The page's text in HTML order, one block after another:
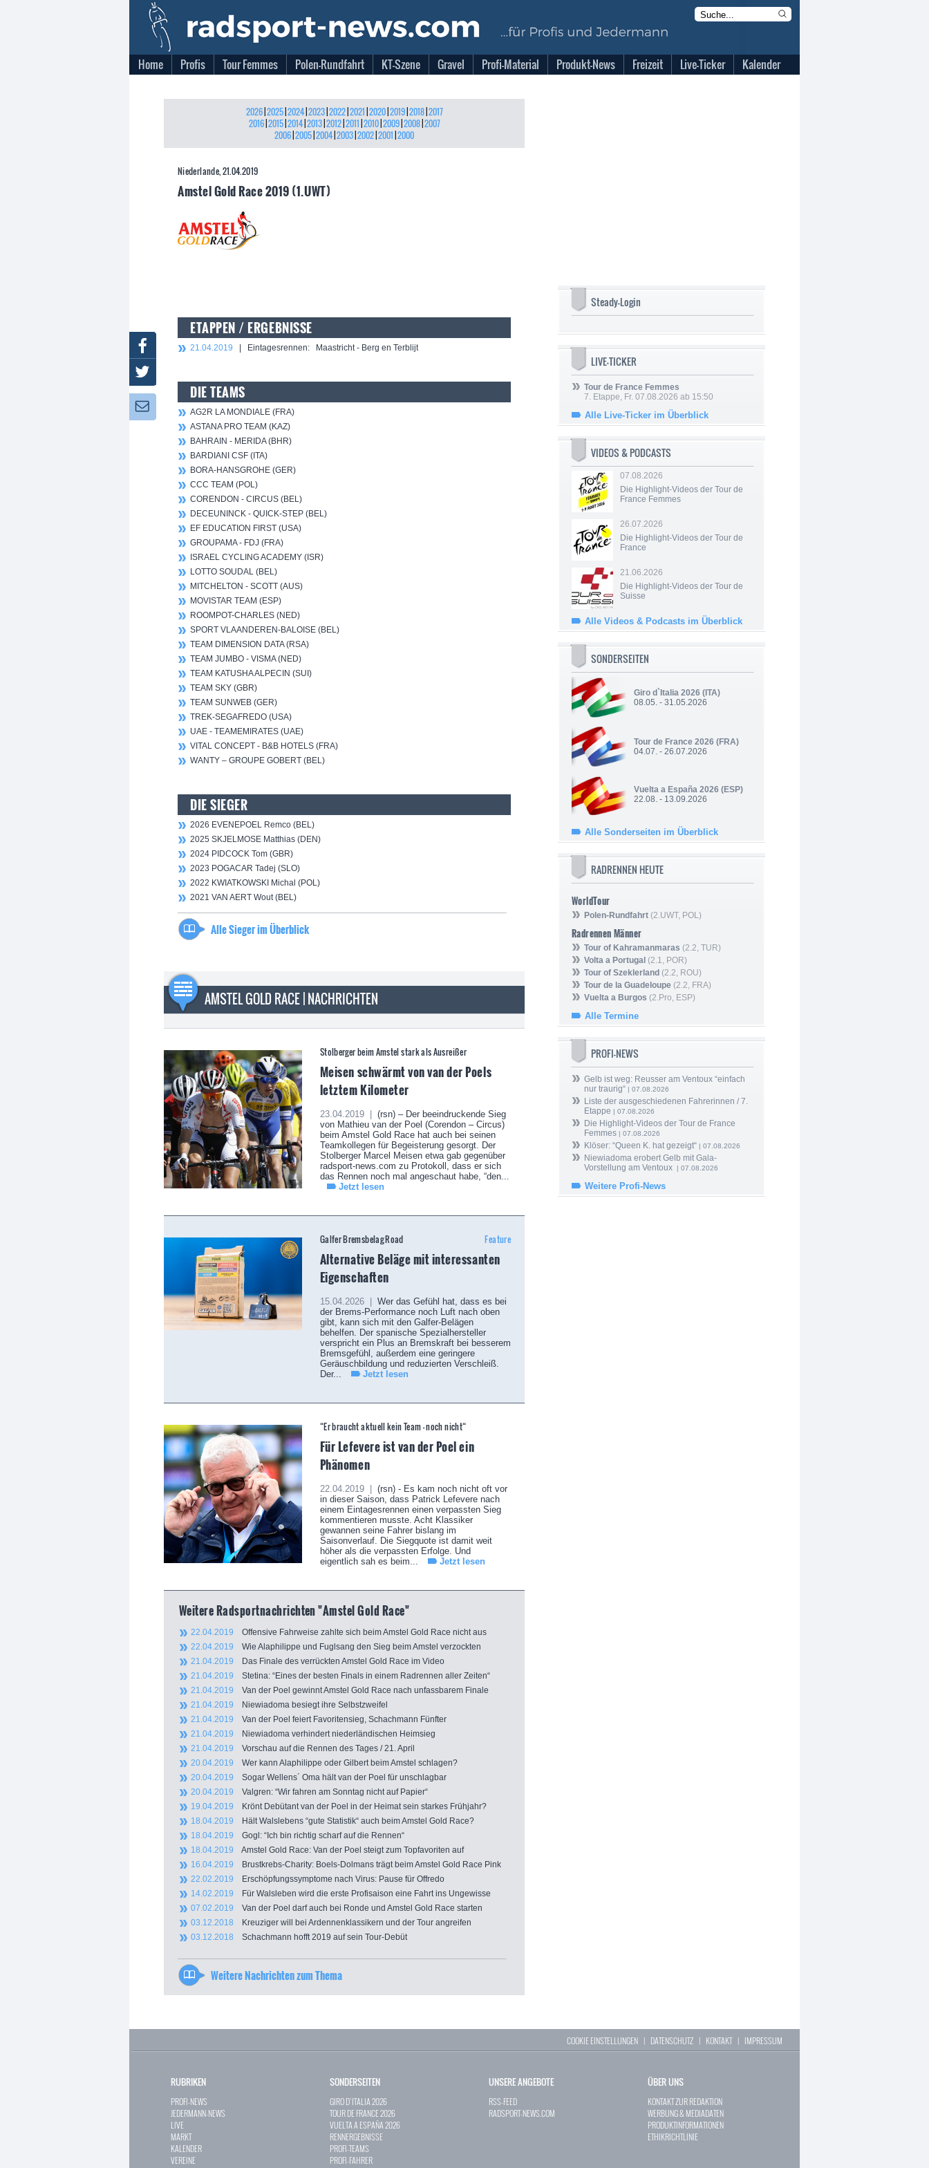
Home Profis Tour Femmes Polen-Rundfahrt KT-Szene Gravel Profi-Material Produkt-News Freizeit Live-Ticker Kalender
2026| 2025| 2024| 2023| 2022| 2021 2020| 2019| 2018| 2017
2016| 2015| 2014| 2013| 2012| 2011 2010| 2009| 2008| 2007
2006 2005 2004 2003 2002 2001 2000
Niederlande, 21.04.2019
Amstel Gold Race 2019 (1.UWT)
ETAPPEN / ERGEBNISSE
21.04.2019 | Eintagesrennen: Maastricht - Berg en Terblijt
DIE TEAMS
AG2R LA MONDIALE (FRA)
ASTANA PRO TEAM (KAZ)
BAHRAIN - MERIDA (BHR)
BARDIANI CSF (ITA)
BORA-HANSGROHE (GER)
CCC TEAM (POL)
CORENDON - CIRCUS (BEL)
DECEUNINCK - QUICK-STEP (BEL)
EF EDUCATION FIRST (USA)
GROUPAMA - FDJ (FRA)
ISRAEL CYCLING ACADEMY (ISR)
LOTTO SOUDAL (BEL)
MITCHELTON - SCOTT (AUS)
MOVISTAR TEAM (ESP)
ROOMPOT-CHARLES (NED)
SPORT VLAANDEREN-BALOISE (BEL)
TEAM DIMENSION DATA (RSA)
TEAM JUMBO - VISMA (NED)
TEAM KATUSHA ALPECIN (SUI)
TEAM SKY (GBR)
TEAM SUNWEB (GER)
TREK-SEGAFREDO (USA)
UAE - TEAMEMIRATES (UAE)
VITAL CONCEPT - B&B HOTELS (FRA)
WANTY – GROUPE GOBERT (BEL)
DIE SIEGER
2026 EVENEPOEL Remco (BEL)
2025 SKJELMOSE Matthias (DEN)
2024 PIDCOCK Tom (GBR)
2023 POGACAR Tadej (SLO)
2022 KWIATKOWSKI Michal (POL)
2021 VAN AERT Wout (BEL)
Alle Sieger im Überblick
AMSTEL GOLD RACE | NACHRICHTEN
Stolberger beim Amstel stark als Ausreißer
Meisen schwärmt von van der Poels
letztem Kilometer
23.04.2019 |
(rsn) – Der beeindruckende Sieg
von Mathieu van der Poel (Corendon – Circus)
beim Amstel Gold Race hat auch bei seinen
Teamkollegen für Begeisterung gesorgt. Der
Stolberger Marcel Meisen etwa gab gegenüber
radsport-news.com zu Protokoll, dass er sich
das Rennen noch mal angeschaut habe, “den...
Jetzt lesen
Feature
Galfer Bremsbelag Road
Alternative Beläge mit interessanten
Eigenschaften
15.04.2026 |
Wer das Gefühl hat, dass es bei
der Brems-Performance noch Luft nach oben
gibt, kann sich mit den Galfer-Belägen
behelfen. Der spanische Spezialhersteller
verspricht ein Plus an Bremskraft bei besserem
Bremsgefühl, außerdem eine geringere
Geräuschbildung und reduzierten Verschleiß.
Der...
Jetzt lesen
“Er braucht aktuell kein Team – noch nicht“
Für Lefevere ist van der Poel ein
Phänomen
22.04.2019 |
(rsn) - Es kam noch nicht oft vor
in dieser Saison, dass Patrick Lefevere nach
einem Eintagesrennen einen verpassten Sieg
kommentieren musste. Acht Klassiker
gewannen seine Fahrer bislang im
Saisonverlauf. Die Siegquote ist damit weit
höher als die verpassten Erfolge. Und
eigentlich sah es beim...
Jetzt lesen
Weitere Radsportnachrichten "Amstel Gold Race"
22.04.2019 Offensive Fahrweise zahlte sich beim Amstel Gold Race nicht aus
22.04.2019 Wie Alaphilippe und Fuglsang den Sieg beim Amstel verzockten
21.04.2019 Das Finale des verrückten Amstel Gold Race im Video
21.04.2019 Stetina: “Eines der besten Finals in einem Radrennen aller Zeiten“
21.04.2019 Van der Poel gewinnt Amstel Gold Race nach unfassbarem Finale
21.04.2019 Niewiadoma besiegt ihre Selbstzweifel
21.04.2019 Van der Poel feiert Favoritensieg, Schachmann Fünfter
21.04.2019 Niewiadoma verhindert niederländischen Heimsieg
21.04.2019 Vorschau auf die Rennen des Tages / 21. April
20.04.2019 Wer kann Alaphilippe oder Gilbert beim Amstel schlagen?
20.04.2019 Sogar Wellens´ Oma hält van der Poel für unschlagbar
20.04.2019 Valgren: “Wir fahren am Sonntag nicht auf Papier“
19.04.2019 Krönt Debütant van der Poel in der Heimat sein starkes Frühjahr?
18.04.2019 Hält Walslebens “gute Statistik“ auch beim Amstel Gold Race?
18.04.2019 Gogl: “Ich bin richtig scharf auf die Rennen“
18.04.2019 Amstel Gold Race: Van der Poel steigt zum Topfavoriten auf
16.04.2019 Brustkrebs-Charity: Boels-Dolmans trägt beim Amstel Gold Race Pink
22.02.2019 Erschöpfungssymptome nach Virus: Pause für Offredo
14.02.2019 Für Walsleben wird die erste Profisaison eine Fahrt ins Ungewisse
07.02.2019 Van der Poel darf auch bei Ronde und Amstel Gold Race starten
03.12.2018 Kreuziger will bei Ardennenklassikern und der Tour angreifen
03.12.2018 Schachmann hofft 2019 auf sein Tour-Debüt
Weitere Nachrichten zum Thema
Steady-Login
LIVE-TICKER
Tour de France Femmes
7. Etappe, Fr. 07.08.2026 ab 15:50
Alle Live-Ticker im Überblick
VIDEOS & PODCASTS
07.08.2026
Die Highlight-Videos der Tour de
France Femmes
26.07.2026
Die Highlight-Videos der Tour de
France
21.06.2026
Die Highlight-Videos der Tour de
Suisse
Alle Videos & Podcasts im Überblick
SONDERSEITEN
Giro d`Italia 2026 (ITA)
08.05. - 31.05.2026
Tour de France 2026 (FRA)
04.07. - 26.07.2026
Vuelta a España 2026 (ESP)
22.08. - 13.09.2026
Alle Sonderseiten im Überblick
RADRENNEN HEUTE
WorldTour
Polen-Rundfahrt (2.UWT, POL)
Radrennen Männer
Tour of Kahramanmaras (2.2, TUR)
Volta a Portugal (2.1, POR)
Tour of Szeklerland (2.2, ROU)
Tour de la Guadeloupe (2.2, FRA)
Vuelta a Burgos (2.Pro, ESP)
Alle Termine
PROFI-NEWS
Gelb ist weg: Reusser am Ventoux “einfach
nur traurig“ | 07.08.2026
Liste der ausgeschiedenen Fahrerinnen / 7.
Etappe | 07.08.2026
Die Highlight-Videos der Tour de France
Femmes | 07.08.2026
Klöser: “Queen K. hat gezeigt“ | 07.08.2026
Niewiadoma erobert Gelb mit Gala-
Vorstellung am Ventoux
| 07.08.2026
Weitere Profi-News
Facebook
Newsletter:
COOKIE EINSTELLUNGEN | DATENSCHUTZ | KONTAKT| IMPRESSUM
RUBRIKEN
PROFI-NEWS
JEDERMANN-NEWS
LIVE
MARKT
KALENDER
VEREINE
SONDERSEITEN
GIRO D`ITALIA 2026
TOUR DE FRANCE 2026
VUELTA A ESPAÑA 2026
RENNERGEBNISSE
PROFI-TEAMS
PROFI-FAHRER
UNSERE ANGEBOTE
RSS-FEED
RADSPORT-NEWS.COM
ÜBER UNS
KONTAKT ZUR REDAKTION
WERBUNG & MEDIADATEN
PRODUKTINFORMATIONEN
ETHIKRICHTLINIE